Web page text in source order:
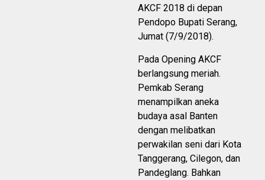
AKCF 2018 di depan
Pendopo Bupati Serang,
Jumat (7/9/2018).
Pada Opening AKCF
berlangsung meriah.
Pemkab Serang
menampilkan aneka
budaya asal Banten
dengan melibatkan
perwakilan seni dari Kota
Tanggerang, Cilegon, dan
Pandeglang. Bahkan